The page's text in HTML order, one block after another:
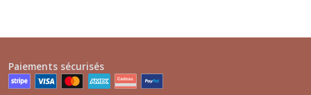
Paiements sécurisés